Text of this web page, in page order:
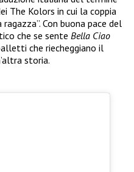
The Kolors in cui la coppia
Con buona pace del
che se sente Bella Ciao
che riecheggiano il
storia.